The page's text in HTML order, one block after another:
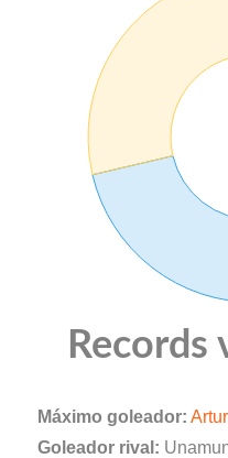
Records
Máximo goleador:
Goleador rival: